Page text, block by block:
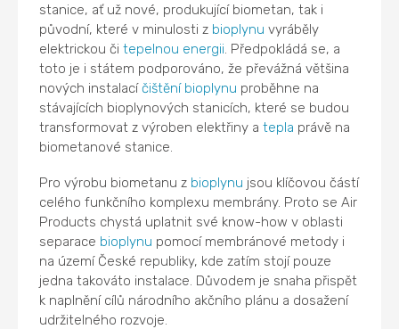
stanice, ať už nové, produkující biometan, tak i
původní, které v minulosti z bioplynu vyráběly
elektrickou čitepelnou energii. Předpokládá se, a
toto je i státem podporováno, že převážná většina
nových instalacíčištění bioplynu proběhne na
stávajících bioplynových stanicích, které se budou
transformovat z výroben elektřiny atepla právě na
biometanové stanice.
Pro výrobu biometanu z bioplynu jsou klíčovou částí
celého funkčního komplexu membrány. Proto se Air
Products chystá uplatnit své know-how v oblasti
separace bioplynu pomocí membránové metody i
na území České republiky, kde zatím stojí pouze
jedna takováto instalace. Důvodem je snaha přispět
k naplnění cílů národního akčního plánu a dosažení
udržitelného rozvoje.